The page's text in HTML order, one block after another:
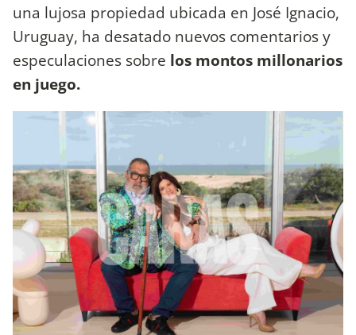
una lujosa propiedad ubicada en José Ignacio,
Uruguay, ha desatado nuevos comentarios y
especulaciones sobre los montos millonarios
en juego.